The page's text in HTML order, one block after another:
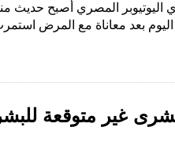
المصري أصبح حديث
اليوم بعد معاناة مع المرض
غير متوقعة